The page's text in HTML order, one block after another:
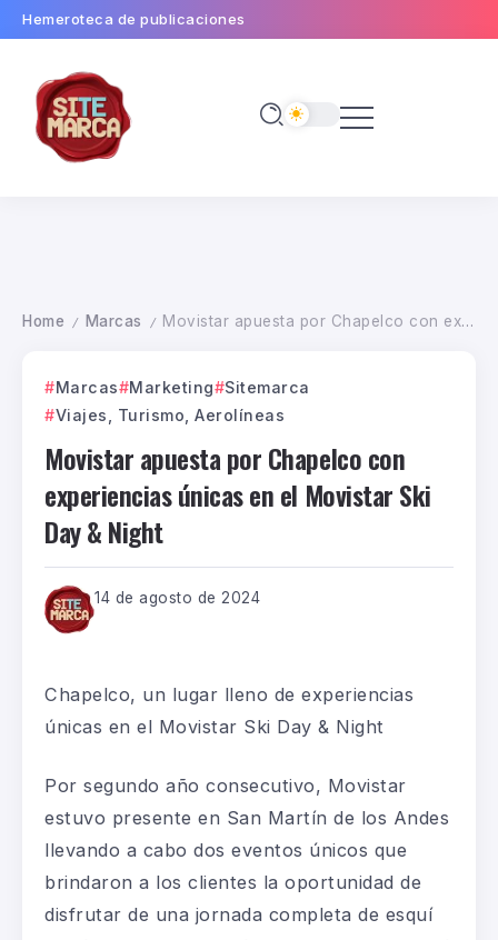
Hemeroteca de publicaciones
Home / Marcas / Movistar apuesta por Chapelco con experiencias únicas en el Movistar Ski Day & Night
Marcas Marketing
Sitemarca
Viajes, Turismo, Aerolíneas
Movistar apuesta por Chapelco con
experiencias únicas en el Movistar Ski
Day & Night
14 de agosto de 2024
Chapelco, un lugar lleno de experiencias
únicas en el Movistar Ski Day & Night
Por segundo año consecutivo, Movistar
estuvo presente en San Martín de los Andes
llevando a cabo dos eventos únicos que
brindaron a los clientes la oportunidad de
disfrutar de una jornada completa de esquí